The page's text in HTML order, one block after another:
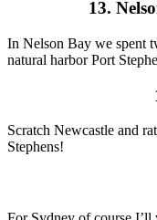
13.
In Nelson Bay we spent
natural harbor Port
Scratch Newcastle and
Stephens!